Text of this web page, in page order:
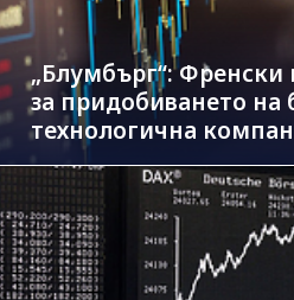
„Блумбърг“: Френски
за придобиването на
технологична
млрд. евро